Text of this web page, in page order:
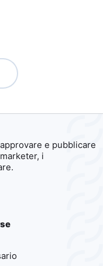
e pubblicare
i